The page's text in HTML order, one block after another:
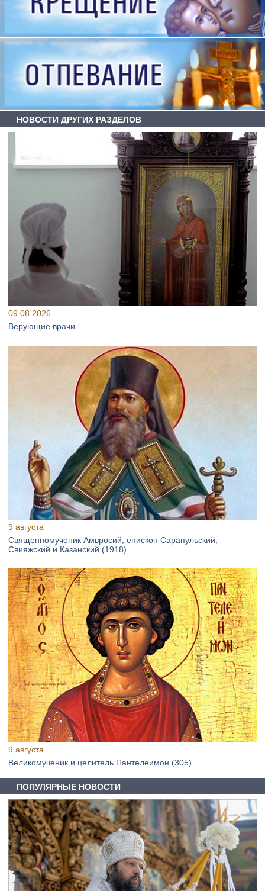
НОВОСТИ ДРУГИХ РАЗДЕЛОВ
09.08.2026
Верующие врачи
9 августа
Священномученик Амвросий, епископ Сарапульский,
Свияжский и Казанский (1918)
9 августа
Великомученик и целитель Пантелеимон (305)
ПОПУЛЯРНЫЕ НОВОСТИ